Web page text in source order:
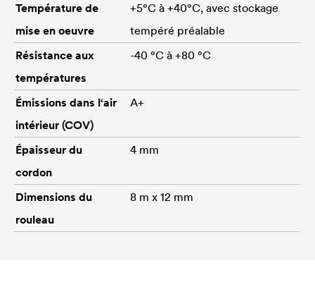
Température de
mise en oeuvre
+5°C à +40°C, avec stockage
tempéré préalable
Résistance aux
températures
-40 °C à +80 °C
Émissions dans l‘air
intérieur (COV)
A+
Épaisseur du
cordon
4 mm
Dimensions du
rouleau
8 m x 12 mm